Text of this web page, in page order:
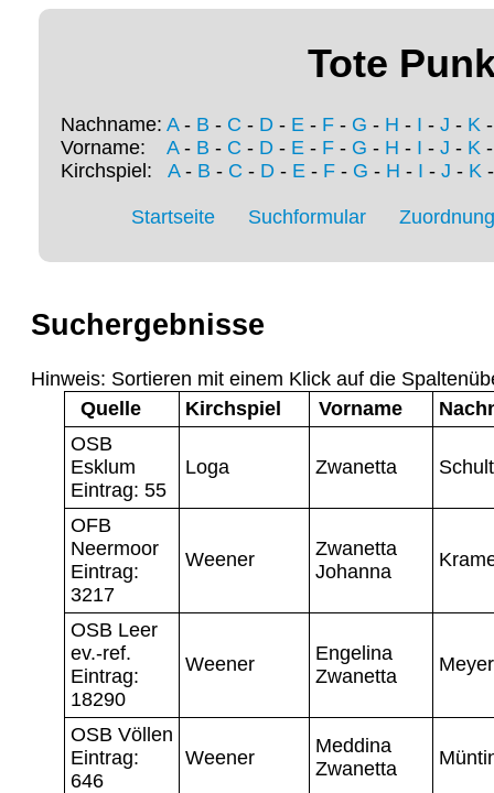
Tote
Nachname: A- B - C - D - E - F - G - H - I - J - K
Vorname: A- B - C - D - E - F - G - H - I - J - K
Kirchspiel: A- B - C - D- E- F- G - H - I - J - K
Startseite Suchformular
Suchergebnisse
Hinweis: Sortieren mit einem Klick auf die
Quelle
Kirchspiel Vorname
OSB
Esklum
Eintrag: 55
Loga Zwanetta
OFB
Neermoor
Eintrag:
3217
Weener
Zwanetta
Johanna
OSB Leer
ev.-ref.
Eintrag:
18290
Weener
Engelina
Zwanetta
Meyer
OSB Völlen
Eintrag:
646
Weener
Meddina
Zwanetta